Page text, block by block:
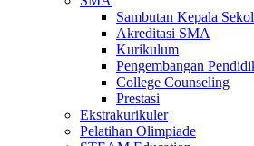
Sambutan Kepala
Akreditasi SMA
Kurikulum
Pengembangan
College Counseling
Prestasi
Ekstrakurikuler
Pelatihan Olimpiade